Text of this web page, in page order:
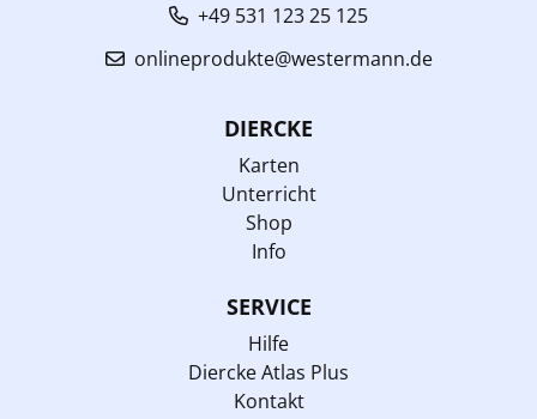
+49 531 123 25 125
onlineprodukte@westermann.de
DIERCKE
Karten
Unterricht
Shop
Info
SERVICE
Hilfe
Diercke Atlas Plus
Kontakt